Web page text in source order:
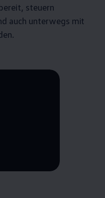
steuern
auch unterwegs mit
Zeit, --:--